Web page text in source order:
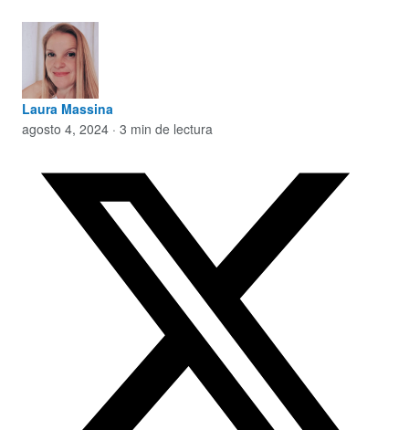
Laura Massina
agosto 4, 2024 · 3 min de lectura